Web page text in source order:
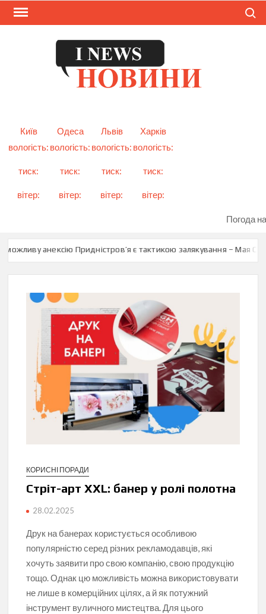
Skip
Київ
Одеса Львів
Харків
вологість:
тиск:
вітер:
вологість:
тиск:
вітер:
вологість:
тиск:
вітер:
вологість:
тиск:
вітер:
Погода
анексію Придністров’я є тактикою залякування – Мая Санду
КОРИСНІ ПОРАДИ
Стріт-арт XXL: банер у ролі полотна
28.02.2025
Друк на банерах користується особливою
популярністю серед різних рекламодавців, які
хочуть заявити про свою компанію, свою продукцію
тощо. Однак цю можливість можна використовувати
не лише в комерційних цілях, а й як потужний
інструмент вуличного мистецтва. Для цього